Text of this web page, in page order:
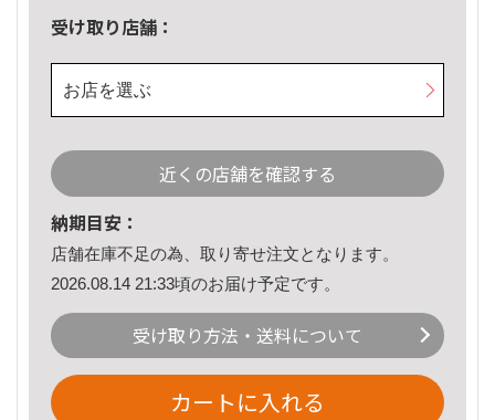
受け取り店舗：
お店を選ぶ
近くの店舗を確認する
納期目安：
店舗在庫不足の為、取り寄せ注文となります。
2026.08.14 21:33頃のお届け予定です。
受け取り方法・送料について
カートに入れる